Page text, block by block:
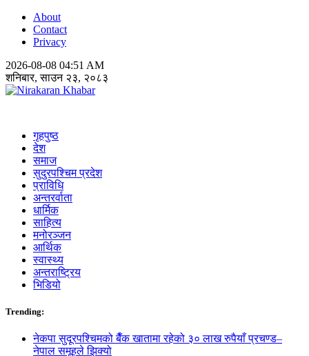
About
Contact
Privacy
2026-08-08 04:51 AM
शनिबार, साउन २३, २०८३
गृहपुष्ठ
देश
समाज
सुदुरपश्चिम प्रदेश
प्राविधि
अन्तरर्वाता
धार्मिक
साहित्य
मनोरञ्जन
आर्थिक
स्वास्थ्य
अन्तराष्ट्रिय
भिडियो
Trending:
नेकपा सुदूरपश्चिमको बैँक खातामा रहेको ३० लाख रुपैयाँ प्रचण्ड–
नेपाल समूहले झिक्य‍ो